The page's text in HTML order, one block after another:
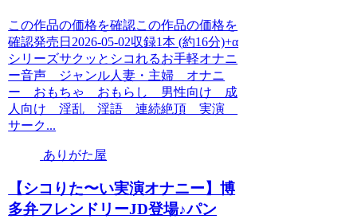
この作品の価格を確認この作品の価格を
確認発売日2026-05-02収録1本 (約16分)+α
シリーズサクッとシコれるお手軽オナニ
ー音声 ジャンル人妻・主婦 オナニ
ー おもちゃ おもらし 男性向け 成
人向け 淫乱 淫語 連続絶頂 実演
サーク...
ありがた屋
【シコりた〜い実演オナニー】博
多弁フレンドリーJD登場♪パン